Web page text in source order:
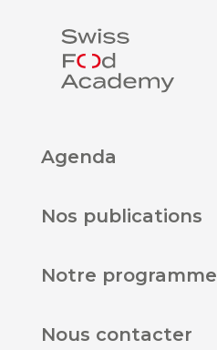
Agenda
Nos publications
Notre programme
Nous contacter